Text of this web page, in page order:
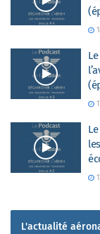
L'actualité